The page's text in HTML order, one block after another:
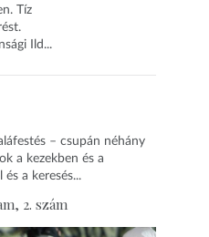
Tíz
Ild...
– csupán néhány
a kezekben és a
a keresés...
2. szám